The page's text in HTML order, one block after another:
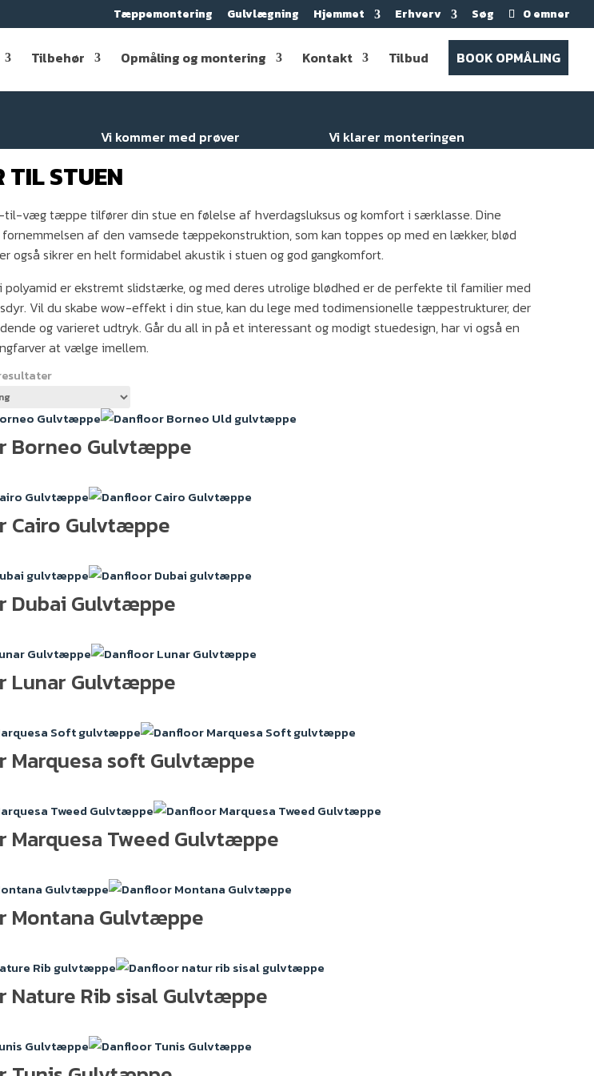
Tæppemontering Gulvlægning Hjemmet Erhverv Søg 0 emner
Tilbehør Opmåling og montering Kontakt Tilbud BOOK OPMÅLING
Vi kommer med prøver Vi klarer monteringen
STUEN
væg tæppe tilfører din stue en følelse af hverdagsluksus og komfort i særklasse. Dine
af den vamsede tæppekonstruktion, som kan toppes op med en lækker, blød
også sikrer en helt formidabel akustik i stuen og god gangkomfort.
er ekstremt slidstærke, og med deres utrolige blødhed er de perfekte til familier med
Vil du skabe wow-effekt i din stue, kan du lege med todimensionelle tæppestrukturer, der
og varieret udtryk. Går du all in på et interessant og modigt stuedesign, har vi også en
at vælge imellem.
Borneo Gulvtæppe
Cairo Gulvtæppe
Dubai Gulvtæppe
Lunar Gulvtæppe
Marquesa soft Gulvtæppe
Marquesa Tweed Gulvtæppe
Montana Gulvtæppe
Nature Rib sisal Gulvtæppe